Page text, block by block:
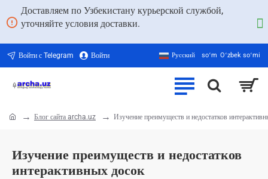
Доставляем по Узбекистану курьерской службой,
уточняйте условия доставки.
Войти с Telegram Войти Русский soʻm Oʻzbek soʻmi
Изучение преимуществ и недостатков
интерактивных досок
Блог сайта archa.uz Изучение преимуществ и недостатков